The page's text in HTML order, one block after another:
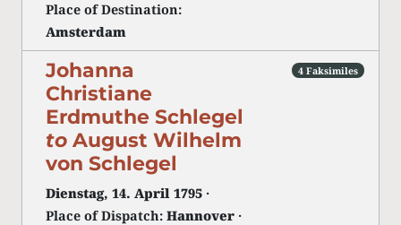
Place of Destination:
Amsterdam
Johanna
Christiane
Erdmuthe Schlegel
to August Wilhelm
von Schlegel
Dienstag, 14. April 1795 ·
Place of Dispatch: Hannover ·
4 Faksimiles